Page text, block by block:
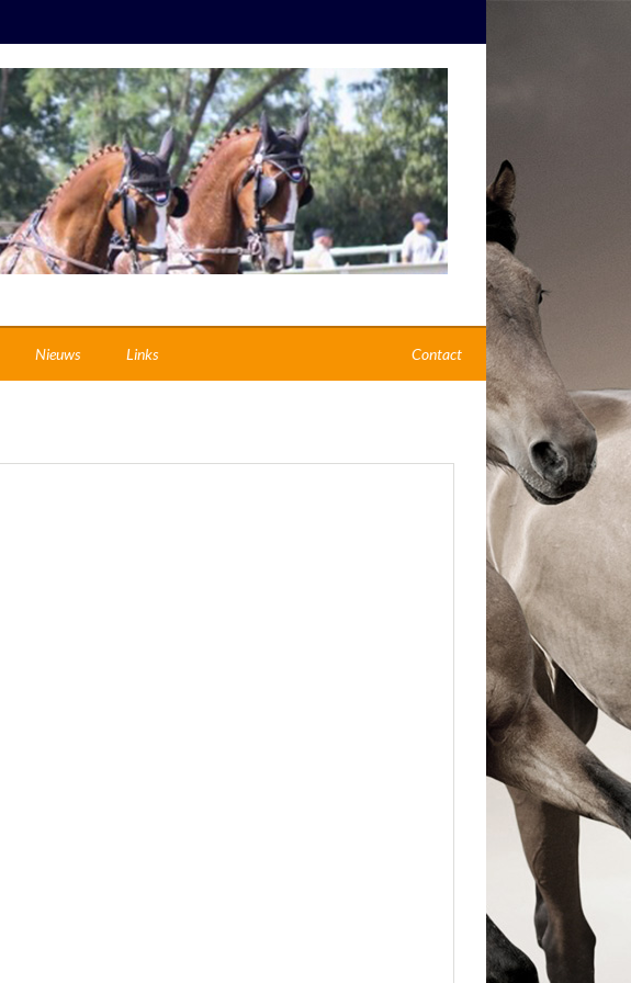
Nieuws Links Contact